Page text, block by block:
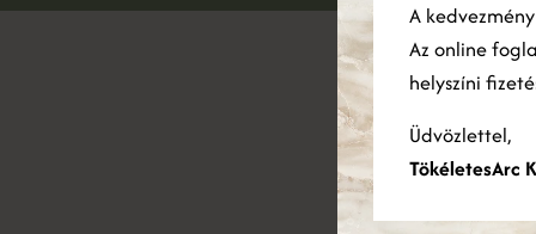
A kedvezmény
Az online
helyszíni
Üdvözlettel,
TökéletesArc